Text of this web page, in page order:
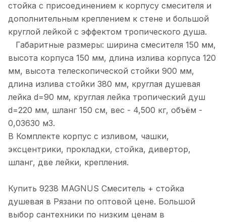
стойка с присоединением к корпусу смесителя и
дополнительным креплением к стене и большой
круглой лейкой с эффектом тропического душа.
Габаритные размеры: ширина смесителя 150 мм,
высота корпуса 150 мм, длина излива корпуса 120
мм, высота телескопической стойки 900 мм,
длина излива стойки 380 мм, круглая душевая
лейка d=90 мм, круглая лейка тропический душ
d=220 мм, шланг 150 см, вес - 4,500 кг, объём -
0,03630 м3.
В Комплекте корпус с изливом, чашки,
эксцентрики, прокладки, стойка, дивертор,
шланг, две лейки, крепления.
Купить 9238 MAGNUS Смеситель + стойка
душевая в Рязани по оптовой цене. Большой
выбор сантехники по низким ценам в